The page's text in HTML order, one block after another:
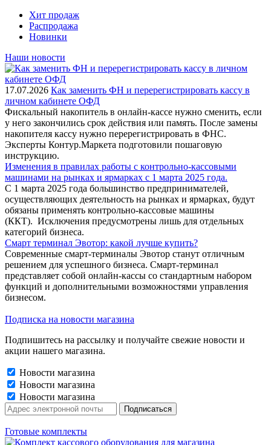
Хит продаж
Распродажа
Новинки
Наши новости
17.07.2026 Как заменить ФН и перерегистрировать кассу в
личном кабинете ОФД
Фискальный накопитель в онлайн-кассе нужно сменить, если
у него закончились срок действия или память. После замены
накопителя кассу нужно перерегистрировать в ФНС.
Эксперты Контур.Маркета подготовили пошаговую
инструкцию.
Изменения в правилах работы с контрольно-кассовыми
машинами на рынках и ярмарках с 1 марта 2025 года.
С 1 марта 2025 года большинство предпринимателей,
осуществляющих деятельность на рынках и ярмарках, будут
обязаны применять контрольно-кассовые машины
(ККТ). Исключения предусмотрены лишь для отдельных
категорий бизнеса.
Смарт терминал Эвотор: какой лучше купить?
Современные смарт-терминалы Эвотор станут отличным
решением для успешного бизнеса. Смарт-терминал
представляет собой онлайн-кассы со стандартным набором
функций и дополнительными возможностями управления
бизнесом.
Подписка на новости магазина
Подпишитесь на рассылку и получайте свежие новости и
акции нашего магазина.
Новости магазина
Новости магазина
Новости магазина
Готовые комплекты